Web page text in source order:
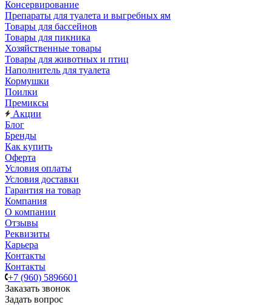
Консервирование
Препараты для туалета и выгребных ям
Товары для бассейнов
Товары для пикника
Хозяйственные товары
Товары для животных и птиц
Наполнитель для туалета
Кормушки
Поилки
Премиксы
Акции
Блог
Бренды
Как купить
Оферта
Условия оплаты
Условия доставки
Гарантия на товар
Компания
О компании
Отзывы
Реквизиты
Карьера
Контакты
Контакты
+7 (960) 5896601
Заказать звонок
Задать вопрос